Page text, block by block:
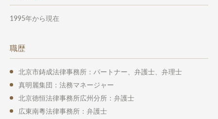
1995年から現在
職歴
北京市鋳成法律事務所：パートナー、弁護士、弁理士
真明麗集団：法務マネージャー
北京徳恒法律事務所広州分所：弁護士
広東南粵法律事務所：弁護士